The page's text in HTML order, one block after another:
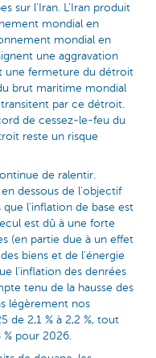
sur l'Iran. L'Iran produit
mondial en
mondial en
une aggravation
une fermeture du détroit
brut maritime mondial
par ce détroit.
de cessez-le-feu du
reste un risque
de ralentir.
dessous de l'objectif
que l'inflation de base est
est dû à une forte
(en partie due à un effet
biens et de l'énergie
l'inflation des denrées
tenu de la hausse des
légèrement nos
de 2,1 % à 2,2 %, tout
% pour 2026.